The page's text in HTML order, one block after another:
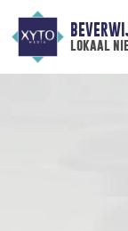
lokaal